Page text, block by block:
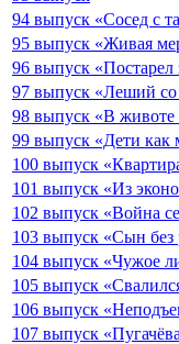
94 выпуск «Сосед с
95 выпуск «Живая
96 выпуск «Постарел
97 выпуск «Леший со
98 выпуск «В животе
99 выпуск «Дети как
100 выпуск
101 выпуск «Из
102 выпуск «Война
103 выпуск «Сын без
104 выпуск «Чужое
105 выпуск
106 выпуск
107 выпуск